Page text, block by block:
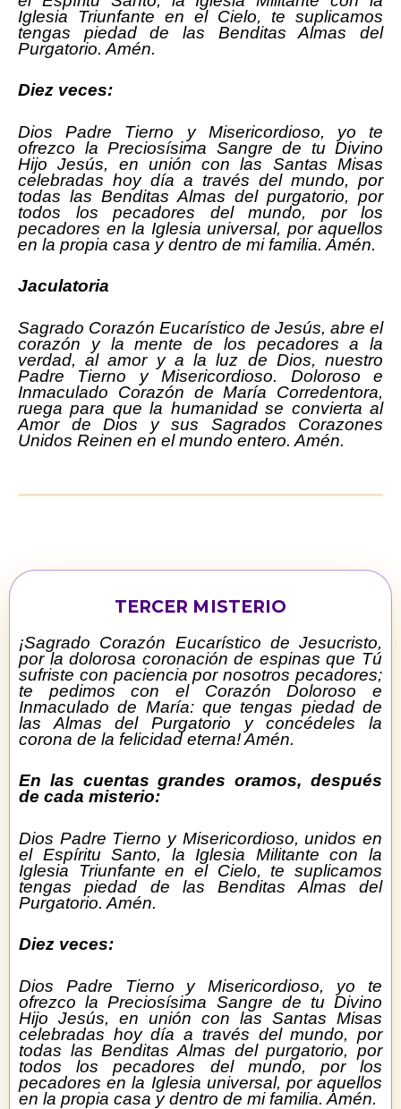
Iglesia Triunfante en el Cielo, te suplicamos
tengas piedad de las Benditas Almas del
Purgatorio. Amén.
Diez veces:
Dios Padre Tierno y Misericordioso, yo te
ofrezco la Preciosísima Sangre de tu Divino
Hijo Jesús, en unión con las Santas Misas
celebradas hoy día a través del mundo, por
todas las Benditas Almas del purgatorio, por
todos los pecadores del mundo, por los
pecadores en la Iglesia universal, por aquellos
en la propia casa y dentro de mi familia. Amén.
Jaculatoria
Sagrado Corazón Eucarístico de Jesús, abre el
corazón y la mente de los pecadores a la
verdad, al amor y a la luz de Dios, nuestro
Padre Tierno y Misericordioso. Doloroso e
Inmaculado Corazón de María Corredentora,
ruega para que la humanidad se convierta al
Amor de Dios y sus Sagrados Corazones
Unidos Reinen en el mundo entero. Amén.
TERCER MISTERIO
¡Sagrado Corazón Eucarístico de Jesucristo,
por la dolorosa coronación de espinas que Tú
sufriste con paciencia por nosotros pecadores;
te pedimos con el Corazón Doloroso e
Inmaculado de María: que tengas piedad de
las Almas del Purgatorio y concédeles la
corona de la felicidad eterna!Amén.
En las cuentas grandes oramos, después
de cada misterio:
Dios Padre Tierno y Misericordioso, unidos en
el Espíritu Santo, la Iglesia Militante con la
Iglesia Triunfante en el Cielo, te suplicamos
tengas piedad de las Benditas Almas del
Purgatorio. Amén.
Diez veces:
Dios Padre Tierno y Misericordioso, yo te
ofrezco la Preciosísima Sangre de tu Divino
Hijo Jesús, en unión con las Santas Misas
celebradas hoy día a través del mundo, por
todas las Benditas Almas del purgatorio, por
todos los pecadores del mundo, por los
pecadores en la Iglesia universal, por aquellos
en la propia casa y dentro de mi familia. Amén.